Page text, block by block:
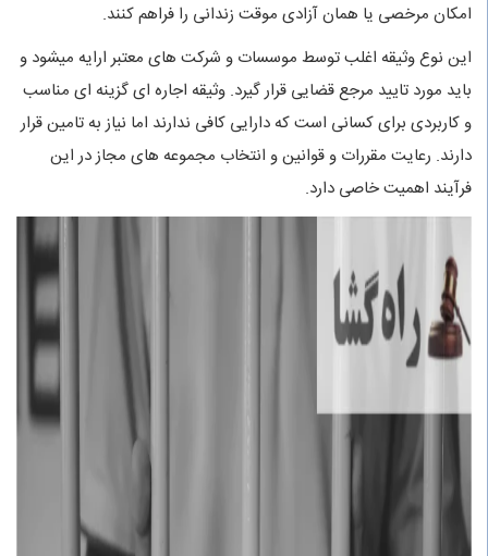
امکان مرخصی یا همان آزادی موقت زندانی را فراهم کنند.
این نوع وثیقه اغلب توسط موسسات و شرکت های معتبر ارایه میشود و
باید مورد تایید مرجع قضایی قرار گیرد. وثیقه اجاره ای گزینه ای مناسب
و کاربردی برای کسانی است که دارایی کافی ندارند اما نیاز به تامین قرار
دارند. رعایت مقررات و قوانین و انتخاب مجموعه های مجاز در این
فرآیند اهمیت خاصی دارد.